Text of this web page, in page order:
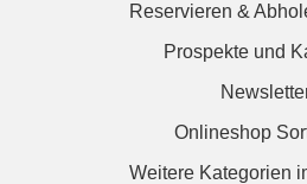
Reservieren &
Prospekte und
Onlineshop
Weitere Kategorien